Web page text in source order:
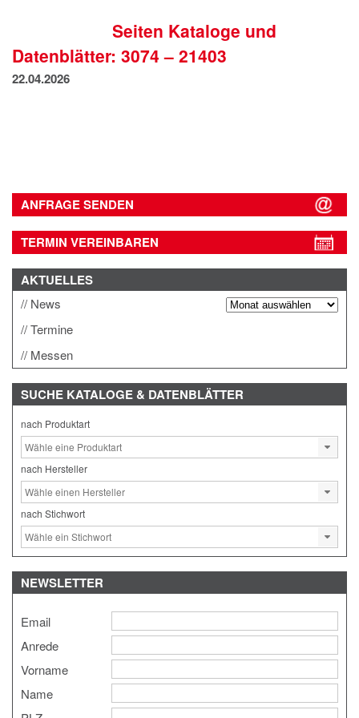
DATENSCHUTZSeiten Kataloge und
Datenblätter: 3074 – 21403
22.04.2026
ANFRAGE SENDEN
TERMIN VEREINBAREN
AKTUELLES
News
Termine
Messen
SUCHE KATALOGE & DATENBLÄTTER
nach Produktart
nach Hersteller
nach Stichwort
NEWSLETTER
Email
Anrede
Vorname
Name